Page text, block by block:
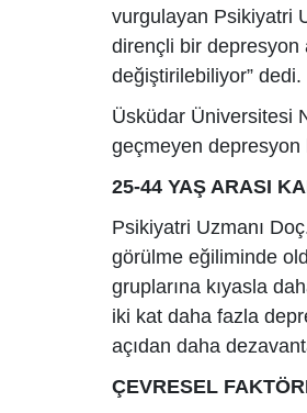
vurgulayan Psikiyatri
dirençli bir depresyon
değiştirilebiliyor” dedi.
Üsküdar Üniversitesi
geçmeyen depresyon
25-44 YAŞ ARASI
Psikiyatri Uzmanı
görülme eğiliminde
gruplarına kıyasla
iki kat daha fazla
açıdan daha
ÇEVRESEL